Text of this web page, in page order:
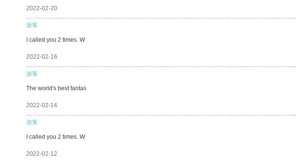
2022-02-20
游客
I called you 2 times. W
2022-02-16
游客
The world's best fantas
2022-02-14
游客
I called you 2 times. W
2022-02-12